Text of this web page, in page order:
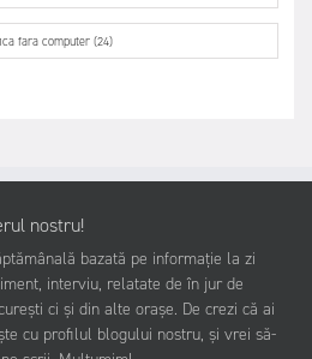
fara computer (24)
nostru!
bazată pe informație la zi
interviu, relatate de în jur de
ci și din alte orașe. De crezi că ai
cu profilul blogului nostru, și vrei să-